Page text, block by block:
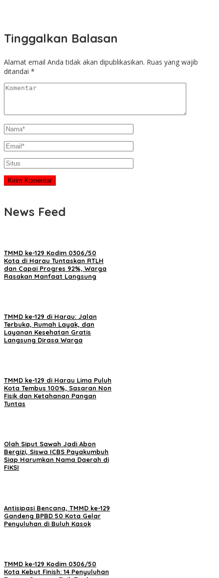
Tinggalkan Balasan
Alamat email Anda tidak akan dipublikasikan. Ruas yang wajib
ditandai *
News Feed
TMMD ke-129 Kodim 0306/50
Kota di Harau Tuntaskan RTLH
dan Capai Progres 92%, Warga
Rasakan Manfaat Langsung
TMMD ke-129 di Harau: Jalan
Terbuka, Rumah Layak, dan
Layanan Kesehatan Gratis
Langsung Dirasa Warga
TMMD ke-129 di Harau Lima Puluh
Kota Tembus 100%, Sasaran Non
Fisik dan Ketahanan Pangan
Tuntas
Olah Siput Sawah Jadi Abon
Bergizi, Siswa ICBS Payakumbuh
Siap Harumkan Nama Daerah di
FIKSI
Antisipasi Bencana, TMMD ke-129
Gandeng BPBD 50 Kota Gelar
Penyuluhan di Buluh Kasok
TMMD ke-129 Kodim 0306/50
Kota Kebut Finish: 14 Penyuluhan